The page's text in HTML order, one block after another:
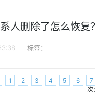
人删除了怎么恢
标签：
1 2 3 4 5 6 7
次